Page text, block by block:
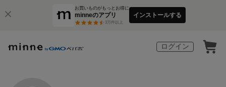
お買いものがもっとお得に
minneのアプリ
3万件以上
インストールする
ログイン